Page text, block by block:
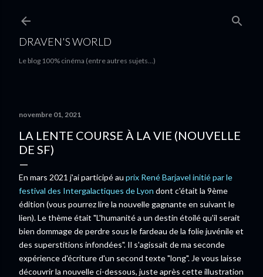
DRAVEN'S WORLD
Le blog 100% cinéma (entre autres sujets...)
novembre 01, 2021
LA LENTE COURSE À LA VIE (NOUVELLE
DE SF)
En mars 2021 j'ai participé au prix René Barjavel initié par le
festival des Intergalactiques de Lyon dont c'était la 9ème
édition (vous pourrez lire la nouvelle gagnante en suivant le
lien). Le thème était "L'humanité a un destin étoilé qu'il serait
bien dommage de perdre sous le fardeau de la folie juvénile et
des superstitions infondées". Il s'agissait de ma seconde
expérience d'écriture d'un second texte "long". Je vous laisse
découvrir la nouvelle ci-dessous, juste après cette illustration